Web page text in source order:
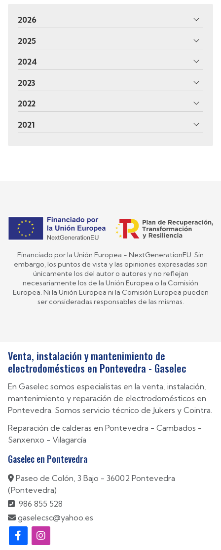
2026
2025
2024
2023
2022
2021
Financiado por la Unión Europea - NextGenerationEU. Sin
embargo, los puntos de vista y las opiniones expresadas son
únicamente los del autor o autores y no reflejan
necesariamente los de la Unión Europea o la Comisión
Europea. Ni la Unión Europea ni la Comisión Europea pueden
ser consideradas responsables de las mismas.
Venta, instalación y mantenimiento de
electrodomésticos en Pontevedra - Gaselec
En Gaselec somos especialistas en la venta, instalación,
mantenimiento y reparación de electrodomésticos en
Pontevedra. Somos servicio técnico de Jukers y Cointra.
Reparación de calderas en Pontevedra - Cambados -
Sanxenxo - Vilagarcía
Gaselec en Pontevedra
Paseo de Colón, 3 Bajo - 36002 Pontevedra
(Pontevedra)
986 855 528
gaselecsc@yahoo.es